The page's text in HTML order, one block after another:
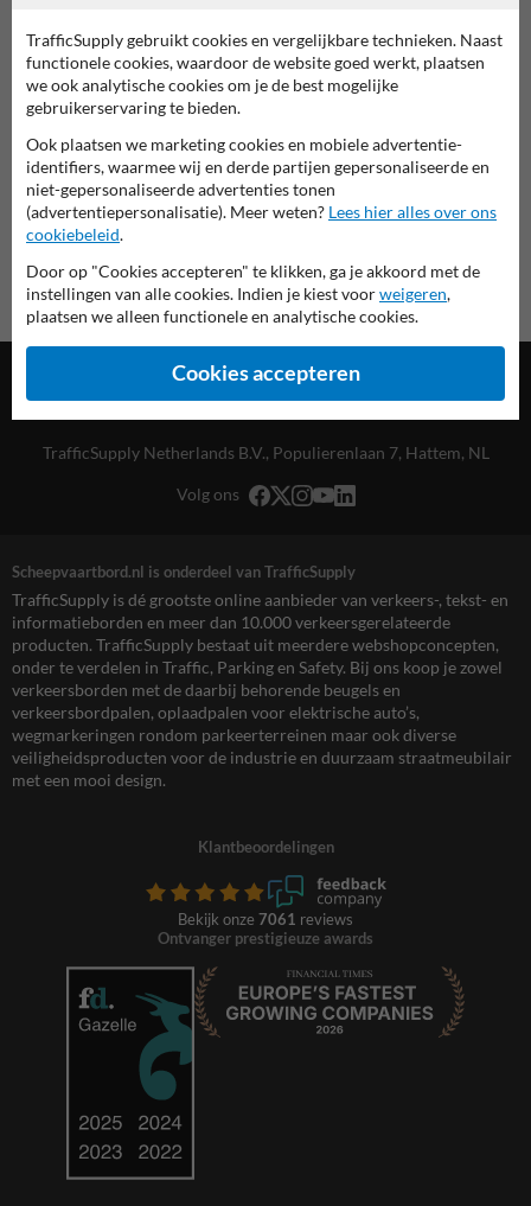
Scheepvaartbord in serie A
deze informatie printen
overzicht officiële scheepvaartborden
Scheepvaartbord.nl
TrafficSupply Netherlands B.V., Populierenlaan 7, Hattem, NL
Volg ons
Scheepvaartbord.nl is onderdeel van TrafficSupply
TrafficSupply is dé grootste online aanbieder van verkeers-, tekst- en
informatieborden en meer dan 10.000 verkeersgerelateerde
producten. TrafficSupply bestaat uit meerdere webshopconcepten,
onder te verdelen in Traffic, Parking en Safety. Bij ons koop je zowel
verkeersborden met de daarbij behorende beugels en
verkeersbordpalen, oplaadpalen voor elektrische auto’s,
wegmarkeringen rondom parkeerterreinen maar ook diverse
veiligheidsproducten voor de industrie en duurzaam straatmeubilair
met een mooi design.
Klantbeoordelingen
Bekijk onze 7061 reviews
Ontvanger prestigieuze awards
TrafficSupply gebruikt cookies en vergelijkbare technieken. Naast
functionele cookies, waardoor de website goed werkt, plaatsen
we ook analytische cookies om je de best mogelijke
gebruikerservaring te bieden.
Ook plaatsen we marketing cookies en mobiele advertentie-
identifiers, waarmee wij en derde partijen gepersonaliseerde en
niet-gepersonaliseerde advertenties tonen
(advertentiepersonalisatie). Meer weten? Lees hier alles over ons
cookiebeleid.
Door op "Cookies accepteren" te klikken, ga je akkoord met de
instellingen van alle cookies. Indien je kiest voorweigeren,
plaatsen we alleen functionele en analytische cookies.
Cookies accepteren